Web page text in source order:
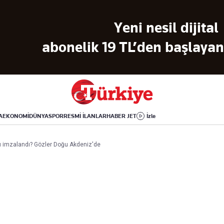
Yeni nesil dijital
abonelik 19 TL’den
EKONOMİDÜNYASPORRESMİ İLANLARHABER JET İzle
Amerika
İsrail-Gazze
Yemek
Aktüel
Sinema
Kitap
imzalandı? Gözler Doğu Akdeniz'de